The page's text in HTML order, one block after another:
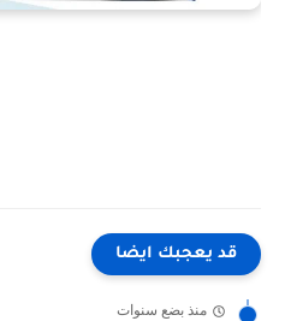
قد يعجبك ايضا
منذ بضع سنوات